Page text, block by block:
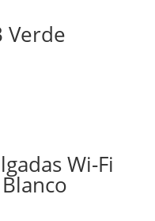
Verde
Wi-Fi